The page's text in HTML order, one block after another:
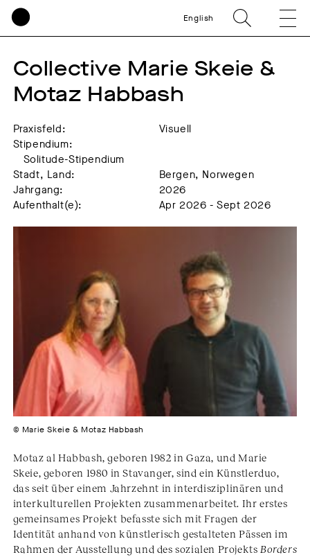
English
Collective Marie Skeie &
Motaz Habbash
Praxisfeld:
Visuell
Stipendium:
Solitude-Stipendium
Stadt, Land:
Bergen, Norwegen
Jahrgang:
2026
Aufenthalt(e):
Apr 2026 - Sept 2026
© Marie Skeie & Motaz Habbash
Motaz al Habbash, geboren 1982 in Gaza, und Marie
Skeie, geboren 1980 in Stavanger, sind ein Künstlerduo,
das seit über einem Jahrzehnt in interdisziplinären und
interkulturellen Projekten zusammenarbeitet. Ihr erstes
gemeinsames Projekt befasste sich mit Fragen der
Identität anhand von künstlerisch gestalteten Pässen im
Rahmen der Ausstellung und des sozialen Projekts Borders